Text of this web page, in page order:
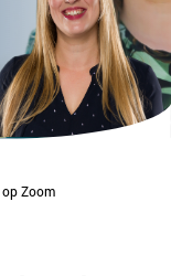
Zoom